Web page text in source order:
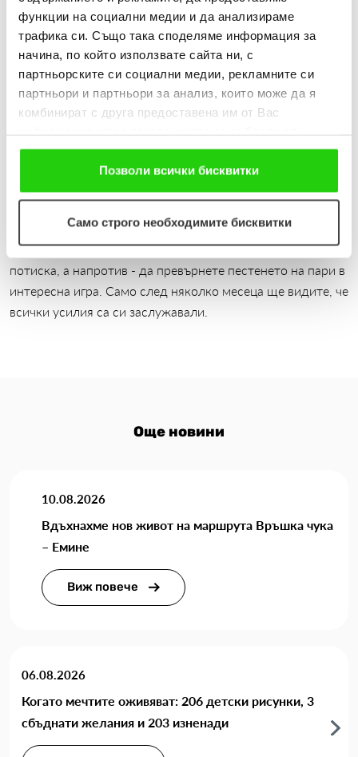
функции на социални медии и да анализираме
трафика си. Също така споделяме информация за
начина, по който използвате сайта ни, с
партньорските си социални медии, рекламните си
партньори и партньори за анализ, които може да я
комбинират с друга предоставена им от Вас
ползването от Ваша страна на услугите им. Ако
продължавате да използвате нашия уебсайт, Вие се
съгласявате с нашите "бисквитки".
Позволи всички бисквитки
Само строго необходимите бисквитки
четете книги, например, но новите не са по джоба ви,
можете да се запишете в библиотеката и срещу
символична годишна такса да имате неограничен избор
от книги за четене.
За морето от музика и филмисъщо не се искат кой знае
не се увличайте по скъпи екскурзии, а опознайте
близките до дома ви места. Ще останете изненадани
колко неща не знаем за местата, покрай които минаваме
всеки ден.
Важното е да не позволявате на малкия си бюджет да ви
потиска, а напротив - да превърнете пестенето на пари в
интересна игра. Само след няколко месеца ще видите, че
всички усилия са си заслужавали.
Още новини
10.08.2026
Вдъхнахме нов живот на маршрута Връшка чука
– Емине
Виж повече
06.08.2026
Когато мечтите оживяват: 206 детски рисунки, 3
сбъднати желания и 203 изненади